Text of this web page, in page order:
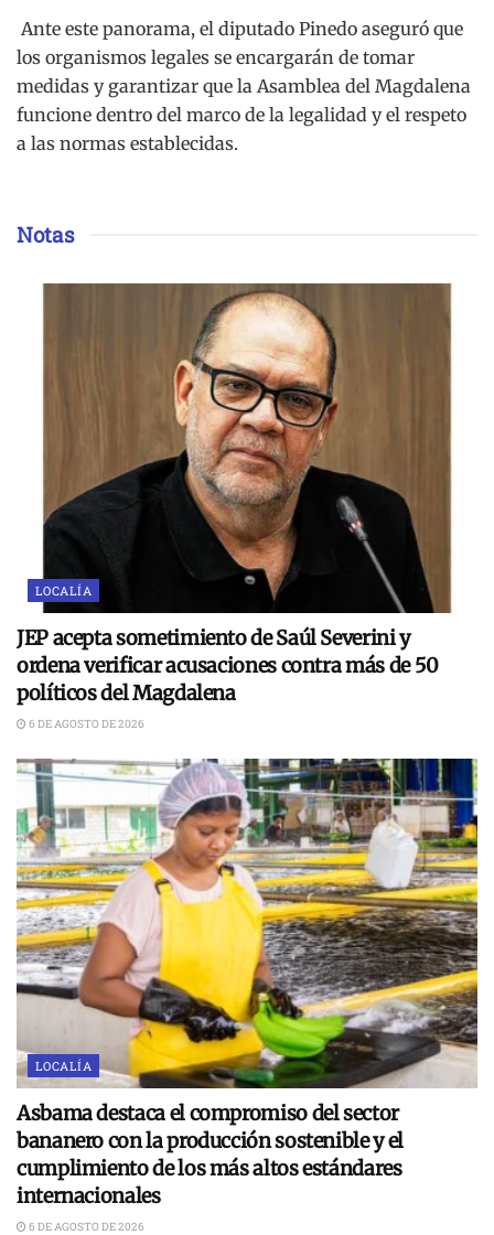
Ante este panorama, el diputado Pinedo aseguró que
los organismos legales se encargarán de tomar
medidas y garantizar que la Asamblea del Magdalena
funcione dentro del marco de la legalidad y el respeto
a las normas establecidas.
Notas
LOCALÍA
JEP acepta sometimiento de Saúl Severini y
ordena verificar acusaciones contra más de 50
políticos del Magdalena
6 DE AGOSTO DE 2026
LOCALÍA
Asbama destaca el compromiso del sector
bananero con la producción sostenible y el
cumplimiento de los más altos estándares
internacionales
6 DE AGOSTO DE 2026